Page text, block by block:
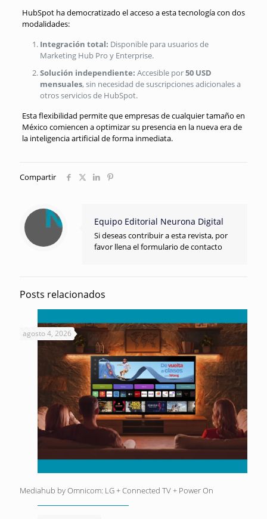
HubSpot ha democratizado el acceso a esta tecnología con dos
modalidades:
Integración total: Disponible para usuarios de
Marketing Hub Pro y Enterprise.
Solución independiente: Accesible por50 USD
mensuales, sin necesidad de suscripciones adicionales a
otros servicios de HubSpot.
Esta flexibilidad permite que empresas de cualquier tamaño en
México comiencen a optimizar su presencia en la nueva era de
la inteligencia artificial de forma inmediata.
Compartir
Equipo Editorial Neurona Digital
Si deseas contribuir a esta revista, por
favor llena el formulario de contacto
Posts relacionados
agosto 4, 2026
Mediahub by Omnicom: LG + Connected TV + Power On